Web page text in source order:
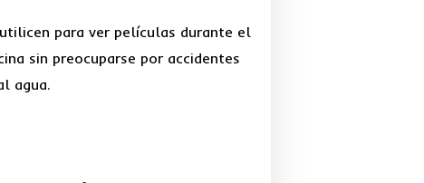
para ver películas durante el
sin preocuparse por accidentes
agua.